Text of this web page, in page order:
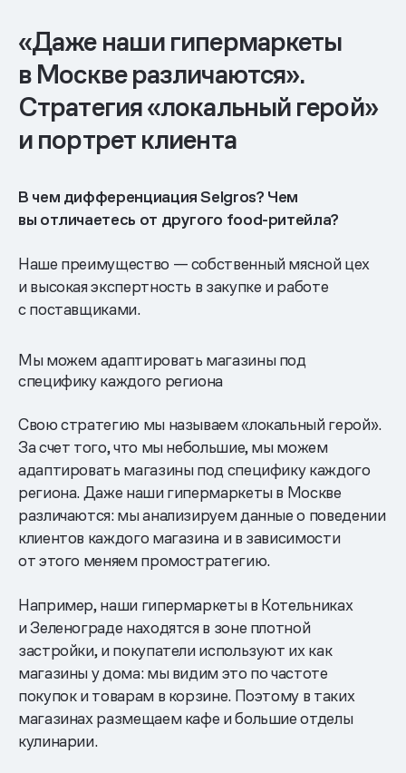
«Даже наши гипермаркеты
в Москве различаются».
Стратегия «локальный герой»
и портрет клиента
В чем дифференциация Selgros? Чем
вы отличаетесь от другого food-ритейла?
Наше преимущество — собственный мясной цех
и высокая экспертность в закупке и работе
с поставщиками.
Мы можем адаптировать магазины под
специфику каждого региона
Свою стратегию мы называем «локальный герой».
За счет того, что мы небольшие, мы можем
адаптировать магазины под специфику каждого
региона. Даже наши гипермаркеты в Москве
различаются: мы анализируем данные о поведении
клиентов каждого магазина и в зависимости
от этого меняем промостратегию.
Например, наши гипермаркеты в Котельниках
и Зеленограде находятся в зоне плотной
застройки, и покупатели используют их как
магазины у дома: мы видим это по частоте
покупок и товарам в корзине. Поэтому в таких
магазинах размещаем кафе и большие отделы
кулинарии.